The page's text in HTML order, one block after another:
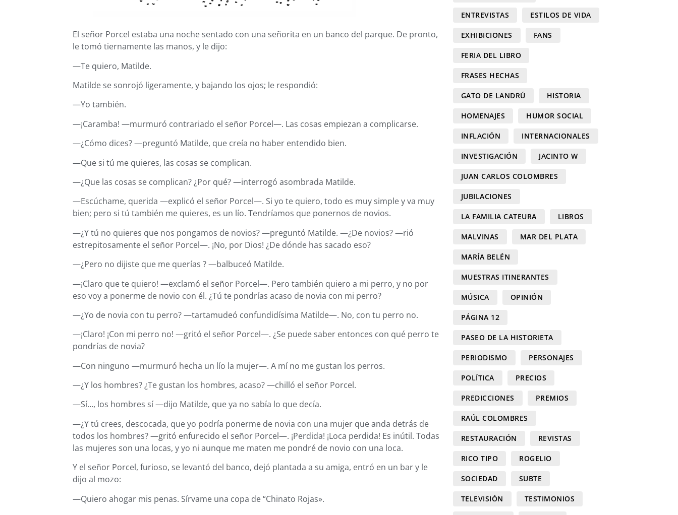
El señor Porcel estaba una noche sentado con una señorita en un banco del parque. De pronto,
le tomó tiernamente las manos, y le dijo:
—Te quiero, Matilde.
Matilde se sonrojó ligeramente, y bajando los ojos; le respondió:
—Yo también.
—¡Caramba! —murmuró contrariado el señor Porcel—. Las cosas empiezan a complicarse.
—¿Cómo dices? —preguntó Matilde, que creía no haber entendido bien.
—Que si tú me quieres, las cosas se complican.
—¿Que las cosas se complican? ¿Por qué? —interrogó asombrada Matilde.
—Escúchame, querida —explicó el señor Porcel—. Si yo te quiero, todo es muy simple y va muy
bien; pero si tú también me quieres, es un lío. Tendríamos que ponernos de novios.
—¿Y tú no quieres que nos pongamos de novios? —preguntó Matilde. —¿De novios? —rió
estrepitosamente el señor Porcel—. ¡No, por Dios! ¿De dónde has sacado eso?
—¿Pero no dijiste que me querías ? —balbuceó Matilde.
—¡Claro que te quiero! —exclamó el señor Porcel—. Pero también quiero a mi perro, y no por
eso voy a ponerme de novio con él. ¿Tú te pondrías acaso de novia con mi perro?
—¿Yo de novia con tu perro? —tartamudeó confundidísima Matilde—. No, con tu perro no.
—¡Claro! ¡Con mi perro no! —gritó el señor Porcel—. ¿Se puede saber entonces con qué perro te
pondrías de novia?
—Con ninguno —murmuró hecha un lío la mujer—. A mí no me gustan los perros.
—¿Y los hombres? ¿Te gustan los hombres, acaso? —chilló el señor Porcel.
—Sí…, los hombres sí —dijo Matilde, que ya no sabía lo que decía.
—¿Y tú crees, descocada, que yo podría ponerme de novia con una mujer que anda detrás de
todos los hombres? —gritó enfurecido el señor Porcel—. ¡Perdida! ¡Loca perdida! Es inútil. Todas
las mujeres son una locas, y yo ni aunque me maten me pondré de novio con una loca.
Y el señor Porcel, furioso, se levantó del banco, dejó plantada a su amiga, entró en un bar y le
dijo al mozo:
—Quiero ahogar mis penas. Sírvame una copa de “Chinato Rojas».
ENTREVISTAS ESTILOS DE VIDA
EXHIBICIONES FANS
FERIA DEL LIBRO
FRASES HECHAS
GATO DE LANDRÚ HISTORIA
HOMENAJES HUMOR SOCIAL
INFLACIÓN INTERNACIONALES
INVESTIGACIÓN JACINTO W
JUAN CARLOS COLOMBRES
JUBILACIONES
LA FAMILIA CATEURA LIBROS
MALVINAS MAR DEL PLATA
MARÍA BELÉN
MUESTRAS ITINERANTES
MÚSICA OPINIÓN
PÁGINA 12
PASEO DE LA HISTORIETA
PERIODISMO PERSONAJES
POLÍTICA PRECIOS
PREDICCIONES PREMIOS
RAÚL COLOMBRES
RESTAURACIÓN REVISTAS
RICO TIPO ROGELIO
SOCIEDAD SUBTE
TELEVISIÓN TESTIMONIOS